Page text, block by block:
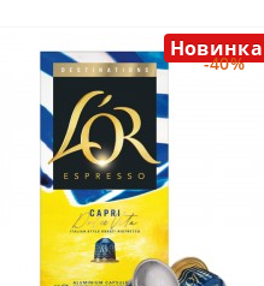
-40%
Новинка